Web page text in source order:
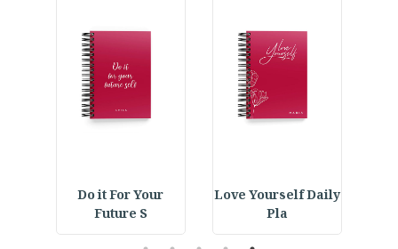
تواصل
Love Yourself Daily
Pla
Do it For Your
Future S